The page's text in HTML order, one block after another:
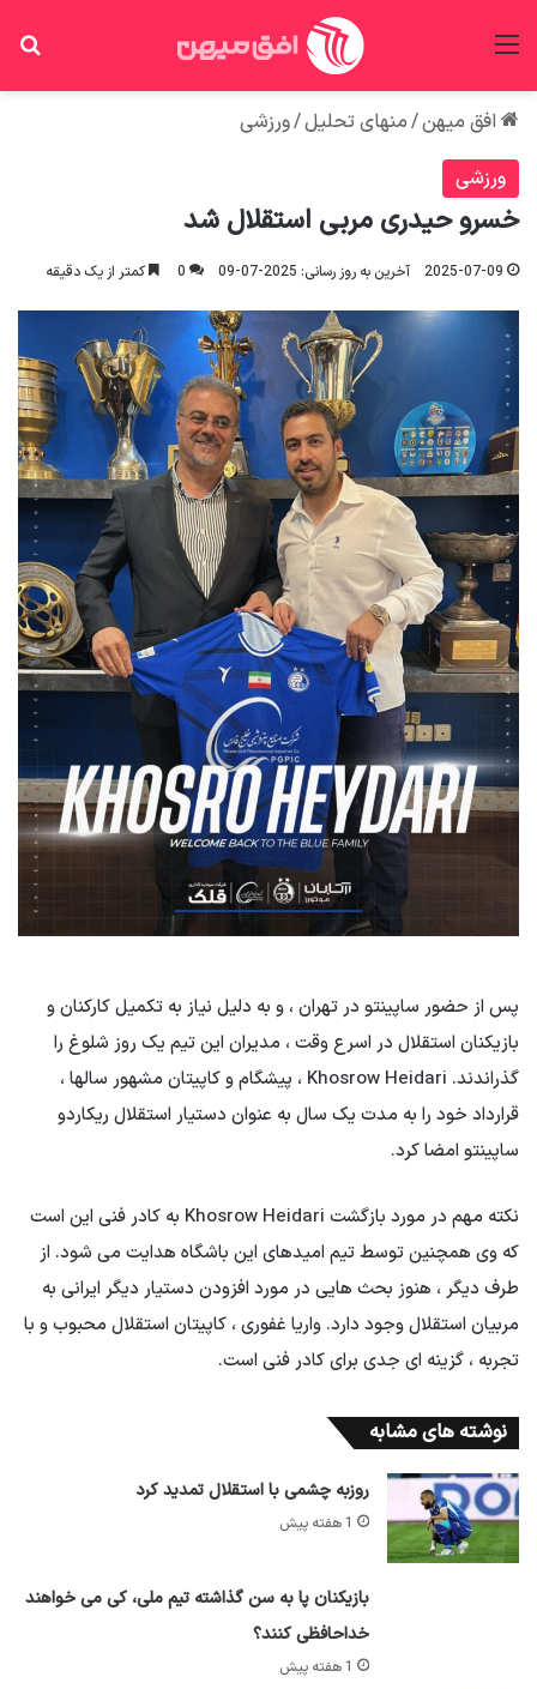
افق میهن/منهای تحلیل/ورزشی
ورزشی
خسرو حیدری مربی استقلال شد
2025-07-09 آخرین به روز رسانی: 2025-07-09 0 کمتر از یک دقیقه
پس از حضور ساپینتو در تهران ، و به دلیل نیاز به تکمیل کارکنان و
بازیکنان استقلال در اسرع وقت ، مدیران این تیم یک روز شلوغ را
گذراندند. Khosrow Heidari ، پیشگام و کاپیتان مشهور سالها ،
قرارداد خود را به مدت یک سال به عنوان دستیار استقلال ریکاردو
ساپینتو امضا کرد.
نکته مهم در مورد بازگشت Khosrow Heidari به کادر فنی این است
که وی همچنین توسط تیم امیدهای این باشگاه هدایت می شود. از
طرف دیگر ، هنوز بحث هایی در مورد افزودن دستیار دیگر ایرانی به
مربیان استقلال وجود دارد. واریا غفوری ، کاپیتان استقلال محبوب و با
تجربه ، گزینه ای جدی برای کادر فنی است.
نوشته های مشابه
روزبه چشمی با استقلال تمدید کرد
1 هفته پیش
بازیکنان پا به سن گذاشته تیم ملی، کی می خواهند
خداحافظی کنند؟
1 هفته پیش